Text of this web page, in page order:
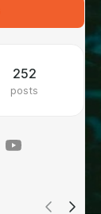
252
posts